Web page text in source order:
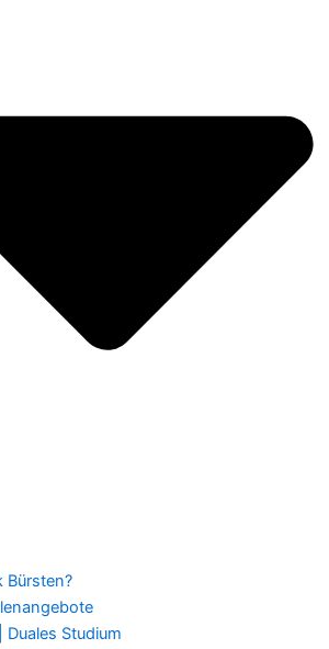
Bürsten?
Studium